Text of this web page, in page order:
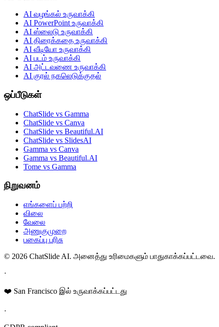
AI வழங்கல் உருவாக்கி
AI PowerPoint உருவாக்கி
AI ஸ்லைடு உருவாக்கி
AI திரைக்கதை உருவாக்கி
AI வீடியோ உருவாக்கி
AI படம் உருவாக்கி
AI அட்டவணை உருவாக்கி
AI குரல் நகலெடுக்குதல்
ஒப்பீடுகள்
ChatSlide vs Gamma
ChatSlide vs Canva
ChatSlide vs Beautiful.AI
ChatSlide vs SlidesAI
Gamma vs Canva
Gamma vs Beautiful.AI
Tome vs Gamma
நிறுவனம்
எங்களைப் பற்றி
விலை
வேலை
அணுகுமுறை
பகைப்பு பரிசு
© 2026 ChatSlide AI. அனைத்து உரிமைகளும் பாதுகாக்கப்பட்டவை.
·
❤️ San Francisco இல் உருவாக்கப்பட்டது
·